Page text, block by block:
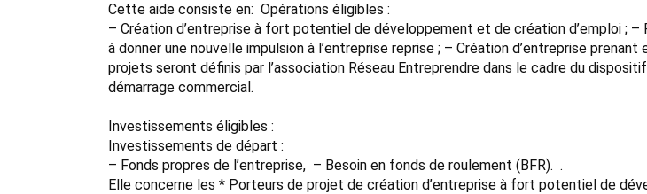
Cette aide consiste en: Opérations éligibles :
– Création d’entreprise à fort potentiel de développement et de création d’emploi ;
à donner une nouvelle impulsion à l’entreprise reprise ; – Création d’entreprise
projets seront définis par l’association Réseau Entreprendre dans le cadre du
démarrage commercial.
Investissements éligibles :
Investissements de départ :
– Fonds propres de l’entreprise, – Besoin en fonds de roulement (BFR). .
Elle concerne les * Porteurs de projet de création d’entreprise à fort potentiel de